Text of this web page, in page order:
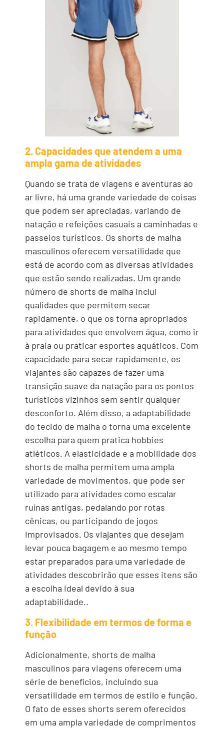
2. Capacidades que atendem a uma
ampla gama de atividades
Quando se trata de viagens e aventuras ao
ar livre, há uma grande variedade de coisas
que podem ser apreciadas, variando de
natação e refeições casuais a caminhadas e
passeios turísticos. Os shorts de malha
masculinos oferecem versatilidade que
está de acordo com as diversas atividades
que estão sendo realizadas. Um grande
número de shorts de malha inclui
qualidades que permitem secar
rapidamente, o que os torna apropriados
para atividades que envolvem água, como ir
à praia ou praticar esportes aquáticos. Com
capacidade para secar rapidamente, os
viajantes são capazes de fazer uma
transição suave da natação para os pontos
turísticos vizinhos sem sentir qualquer
desconforto. Além disso, a adaptabilidade
do tecido de malha o torna uma excelente
escolha para quem pratica hobbies
atléticos. A elasticidade e a mobilidade dos
shorts de malha permitem uma ampla
variedade de movimentos, que pode ser
utilizado para atividades como escalar
ruínas antigas, pedalando por rotas
cênicas, ou participando de jogos
improvisados. Os viajantes que desejam
levar pouca bagagem e ao mesmo tempo
estar preparados para uma variedade de
atividades descobrirão que esses itens são
a escolha ideal devido à sua
adaptabilidade..
3. Flexibilidade em termos de forma e
função
Adicionalmente, shorts de malha
masculinos para viagens oferecem uma
série de benefícios, incluindo sua
versatilidade em termos de estilo e função.
O fato de esses shorts serem oferecidos
em uma ampla variedade de comprimentos